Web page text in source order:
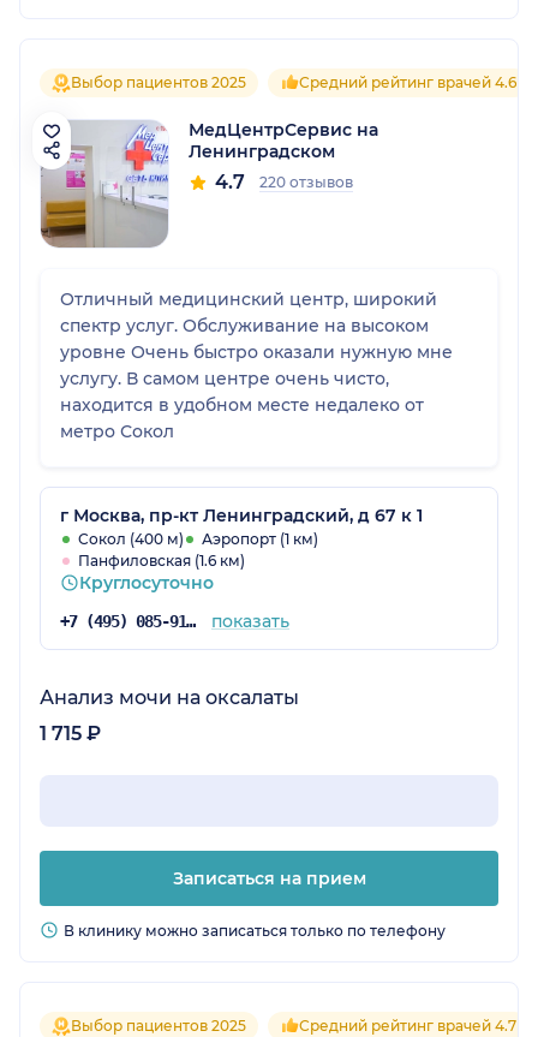
Выбор пациентов 2025 Средний рейтинг врачей 4.6
МедЦентрСервис на
Ленинградском
4.7 220 отзывов
Отличный медицинский центр, широкий
спектр услуг. Обслуживание на высоком
уровне Очень быстро оказали нужную мне
услугу. В самом центре очень чисто,
находится в удобном месте недалеко от
метро Сокол
г Москва, пр-кт Ленинградский, д 67 к 1
Сокол (400 м)
Аэропорт (1 км)
Панфиловская (1.6 км)
Круглосуточно
+7 (495) 085-91-29 показать
Анализ мочи на оксалаты
1 715 ₽
Записаться на прием
В клинику можно записаться только по телефону
Выбор пациентов 2025 Средний рейтинг врачей 4.7